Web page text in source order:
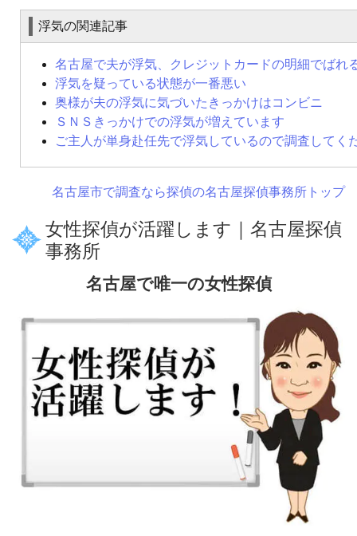
浮気の関連記事
名古屋で夫が浮気、クレジットカードの明細でばれ
浮気を疑っている状態が一番悪い
奥様が夫の浮気に気づいたきっかけはコンビニ
ＳＮＳきっかけでの浮気が増えています
ご主人が単身赴任先で浮気しているので調査してく
名古屋市で調査なら探偵の名古屋探偵事務所トップ
女性探偵が活躍します｜名古屋探偵
事務所
名古屋で唯一の女性探偵